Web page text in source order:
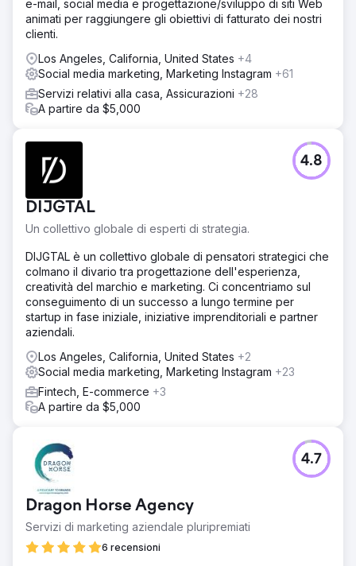
e-mail, social media e progettazione/sviluppo di siti Web
animati per raggiungere gli obiettivi di fatturato dei nostri
clienti.
Los Angeles, California, United States +4
Social media marketing, Marketing Instagram +61
Servizi relativi alla casa, Assicurazioni +28
A partire da $5,000
DIJGTAL
Un collettivo globale di esperti di strategia.
4.8
DIJGTAL è un collettivo globale di pensatori strategici che
colmano il divario tra progettazione dell'esperienza,
creatività del marchio e marketing. Ci concentriamo sul
conseguimento di un successo a lungo termine per
startup in fase iniziale, iniziative imprenditoriali e partner
aziendali.
Los Angeles, California, United States +2
Social media marketing, Marketing Instagram +23
Fintech, E-commerce +3
A partire da $5,000
Dragon Horse Agency
Servizi di marketing aziendale pluripremiati
6 recensioni
4.7